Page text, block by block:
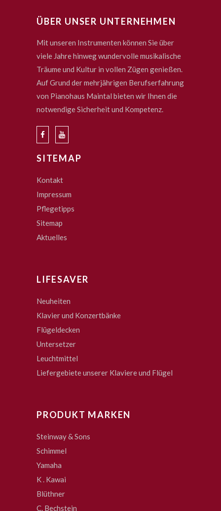
ÜBER UNSER UNTERNEHMEN
Mit unseren Instrumenten können Sie über
viele Jahre hinweg wundervolle musikalische
Träume und Kultur in vollen Zügen genießen.
Auf Grund der mehrjährigen Berufserfahrung
von Pianohaus Maintal bieten wir Ihnen die
notwendige Sicherheit und Kompetenz.
SITEMAP
Kontakt
Impressum
Pflegetipps
Sitemap
Aktuelles
LIFESAVER
Neuheiten
Klavier und Konzertbänke
Flügeldecken
Untersetzer
Leuchtmittel
Liefergebiete unserer Klaviere und Flügel
PRODUKT MARKEN
Steinway & Sons
Schimmel
Yamaha
K . Kawai
Blüthner
C. Bechstein